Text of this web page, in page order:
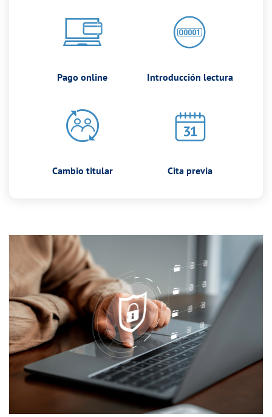
Pago online Introducción lectura
Cambio titular Cita previa